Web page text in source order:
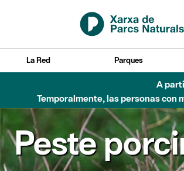
Saltar al contenido principal
La Red Parques
A
Temporalmente, las personas con
Peste